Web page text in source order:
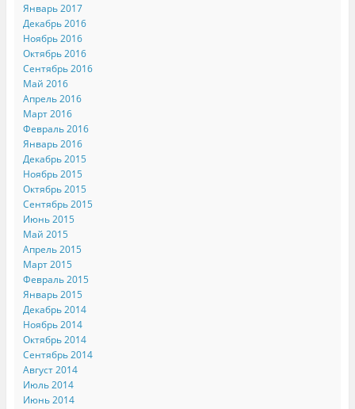
Январь 2017
Декабрь 2016
Ноябрь 2016
Октябрь 2016
Сентябрь 2016
Май 2016
Апрель 2016
Март 2016
Февраль 2016
Январь 2016
Декабрь 2015
Ноябрь 2015
Октябрь 2015
Сентябрь 2015
Июнь 2015
Май 2015
Апрель 2015
Март 2015
Февраль 2015
Январь 2015
Декабрь 2014
Ноябрь 2014
Октябрь 2014
Сентябрь 2014
Август 2014
Июль 2014
Июнь 2014